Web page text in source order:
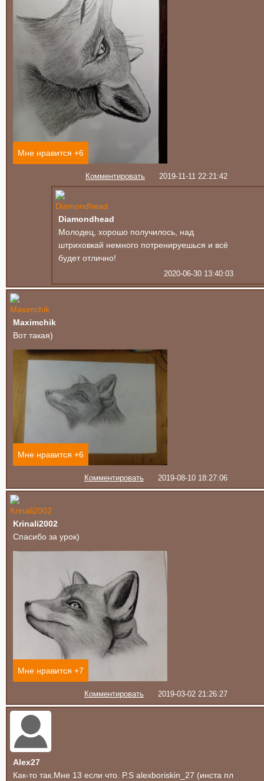
Мне нравится +6
Комментировать 2019-11-11 22:21:42
Diamondhead
Молодец, хорошо получилось, над
штриховкай немного потренируешься и всё
будет отлично!
2020-06-30 13:40:03
Maximchik
Вот такая)
Мне нравится +6
Комментировать 2019-08-10 18:27:06
Krinali2002
Спасибо за урок)
Мне нравится +7
Комментировать 2019-03-02 21:26:27
Alex27
Как-то так.Мне 13 если что. P.S alexboriskin_27 (инста пл